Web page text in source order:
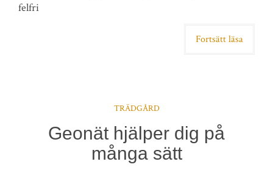
felfri
Fortsätt läsa
TRÄDGÅRD
Geonät hjälper dig på
många sätt